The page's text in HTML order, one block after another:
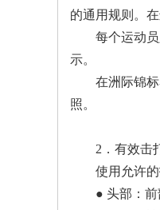
的通用规则。
每个运动
示。
在洲际锦
照。
2．有效击
使用允许
● 头部：前